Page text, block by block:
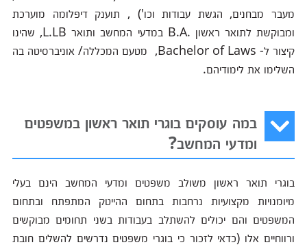
מעבר מבחנים, הגשת עבודות וכו') , תוענק דיפלומה מוערכת
ומבוקשת לתואר ראשון .B.A במדעי המחשב ותואר L.LB, שהינו
קיצור ל- Bachelor of Laws, מטעם המכללה/ אוניברסיטה בה
השלימו את לימודיהם.
במה עוסקים בוגרי תואר ראשון במשפטים
ומדעי המחשב?
בוגרי תואר ראשון משולב משפטים ומדעי המחשב הינם בעלי
מיומנויות מקצועיות נרחבות בתחום ההייטק המתפתח ובתחום
המשפטים והם יכולים להשתלב בעבודות בשני תחומים מבוקשים
ורווחיים אלו (כדאי לזכור כי בוגרי משפטים נדרשים להשלים חובת